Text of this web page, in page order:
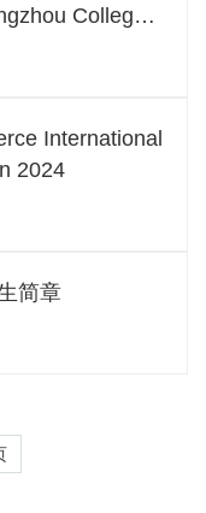
College
International
2024
简章